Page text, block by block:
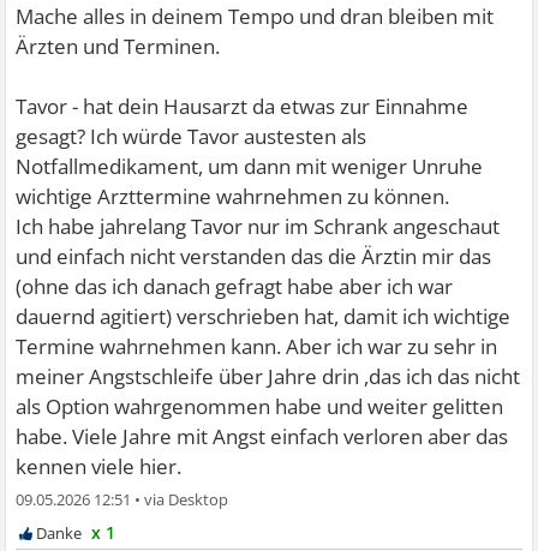
Mache alles in deinem Tempo und dran bleiben mit
Ärzten und Terminen.
Tavor - hat dein Hausarzt da etwas zur Einnahme
gesagt? Ich würde Tavor austesten als
Notfallmedikament, um dann mit weniger Unruhe
wichtige Arzttermine wahrnehmen zu können.
Ich habe jahrelang Tavor nur im Schrank angeschaut
und einfach nicht verstanden das die Ärztin mir das
(ohne das ich danach gefragt habe aber ich war
dauernd agitiert) verschrieben hat, damit ich wichtige
Termine wahrnehmen kann. Aber ich war zu sehr in
meiner Angstschleife über Jahre drin ,das ich das nicht
als Option wahrgenommen habe und weiter gelitten
habe. Viele Jahre mit Angst einfach verloren aber das
kennen viele hier.
09.05.2026 12:51 •
x 1